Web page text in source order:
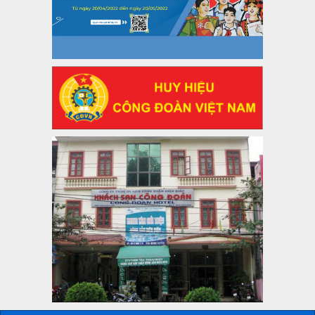
47-TTCĐ/BTGTU
Thông tin chuyên đề: Một số nôi dung về sắp xếp tổ chức bộ
máy của hệ thống chính trị tinh gọn, hoạt động hiệu lực, hiệu
Thời gian đăng: 25/12/2024
lượt xem: 1221 | lượt tải:339
37/HD-TLĐ
Hướng dẫn Công đoàn với việc tổ chức và hoạt động của
Ban Thanh tra Nhân dân
Thời gian đăng: 27/12/2024
lượt xem: 4944 | lượt tải:1351
35/HD-TLĐ
Hướng dẫn thực hiện một số nội dung chi liên quan đến
công tác kiểm tra, giám sát tại Công đoàn cơ sở
Thời gian đăng: 27/12/2024
lượt xem: 2072 | lượt tải:503
50/2024/QH/15
Luật Công đoàn 2024
Thời gian đăng: 25/12/2024
lượt xem: 4224 | lượt tải:318
2010-CV/TU